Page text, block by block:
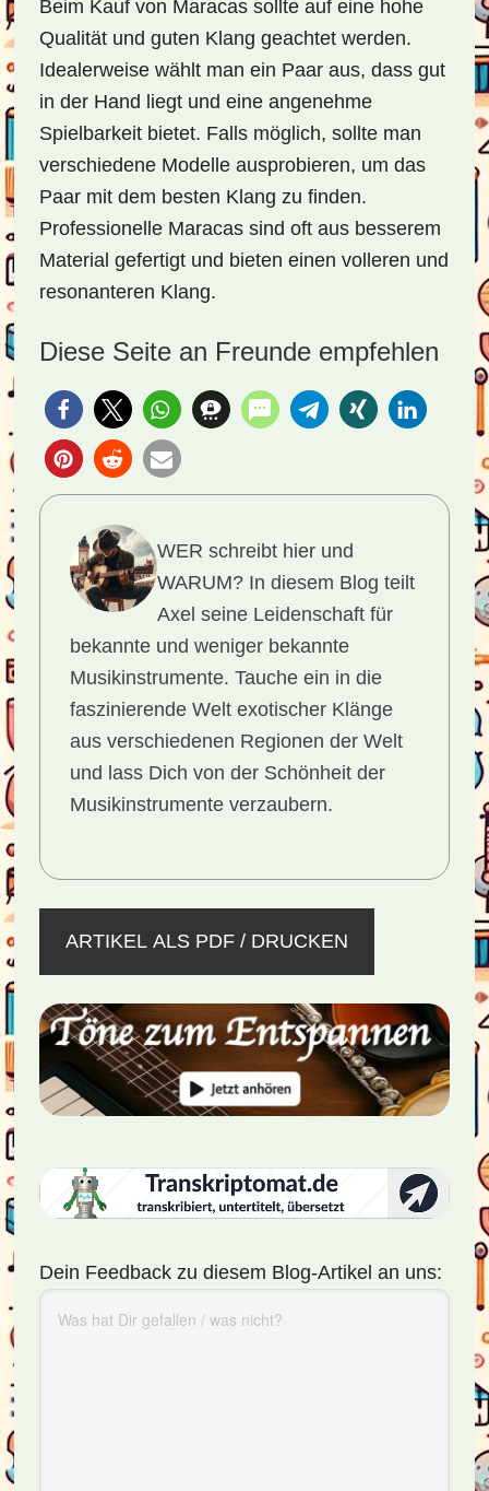
Beim Kauf von Maracas sollte auf eine hohe
Qualität und guten Klang geachtet werden.
Idealerweise wählt man ein Paar aus, dass gut
in der Hand liegt und eine angenehme
Spielbarkeit bietet. Falls möglich, sollte man
verschiedene Modelle ausprobieren, um das
Paar mit dem besten Klang zu finden.
Professionelle Maracas sind oft aus besserem
Material gefertigt und bieten einen volleren und
resonanteren Klang.
Diese Seite an Freunde empfehlen
WER schreibt hier und
WARUM?In diesem Blog teilt
Axel seine Leidenschaft für
bekannte und weniger bekannte
Musikinstrumente. Tauche ein in die
faszinierende Welt exotischer Klänge
aus verschiedenen Regionen der Welt
und lass Dich von der Schönheit der
Musikinstrumente verzaubern.
ARTIKEL ALS PDF / DRUCKEN
Dein Feedback zu diesem Blog-Artikel an uns: